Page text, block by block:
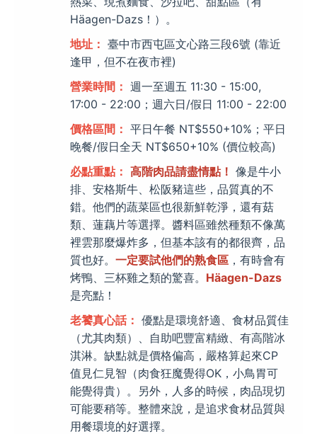
Häagen-Dazs！）。
地址： 臺中市西屯區文心路三段6號 (靠近
逢甲，但不在夜市裡)
營業時間： 週一至週五 11:30 - 15:00,
17:00 - 22:00；週六日/假日 11:00 - 22:00
價格區間： 平日午餐 NT$550+10%；平日
晚餐/假日全天 NT$650+10% (價位較高)
必點重點： 高階肉品請盡情點！ 像是牛小
排、安格斯牛、松阪豬這些，品質真的不
錯。他們的蔬菜區也很新鮮乾淨，還有菇
類、蓮藕片等選擇。醬料區雖然種類不像萬
裡雲那麼爆炸多，但基本該有的都很齊，品
質也好。 一定要試他們的熟食區，有時會有
烤鴨、三杯雞之類的驚喜。 Häagen-Dazs
是亮點！
老饕真心話： 優點是環境舒適、食材品質佳
（尤其肉類）、自助吧豐富精緻、有高階冰
淇淋。缺點就是價格偏高，嚴格算起來CP
值見仁見智（肉食狂魔覺得OK，小鳥胃可
能覺得貴）。另外，人多的時候，肉品現切
可能要稍等。整體來說，是追求食材品質與
用餐環境的好選擇。